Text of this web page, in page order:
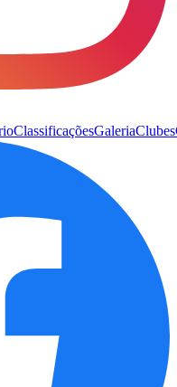
ClassificaçõesGaleriaClubes